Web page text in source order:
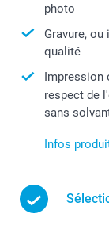
photo
Gravure,
qualité
respect de
sans
Infos